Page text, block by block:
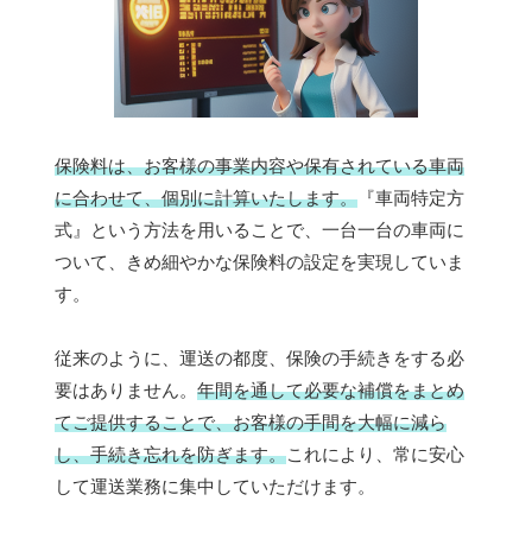
保険料は、お客様の事業内容や保有されている車両
に合わせて、個別に計算いたします。 『車両特定方
式』という方法を用いることで、一台一台の車両に
ついて、きめ細やかな保険料の設定を実現していま
す。
従来のように、運送の都度、保険の手続きをする必
要はありません。 年間を通して必要な補償をまとめ
てご提供することで、お客様の手間を大幅に減ら
し、手続き忘れを防ぎます。これにより、常に安心
して運送業務に集中していただけます。